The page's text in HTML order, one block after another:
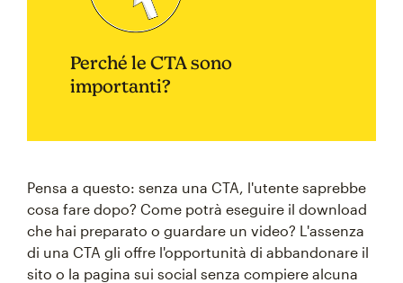
Perché le CTA sono
importanti?
Pensa a questo: senza una CTA, l'utente saprebbe
cosa fare dopo? Come potrà eseguire il download
che hai preparato o guardare un video? L'assenza
di una CTA gli offre l'opportunità di abbandonare il
sito o la pagina sui social senza compiere alcuna